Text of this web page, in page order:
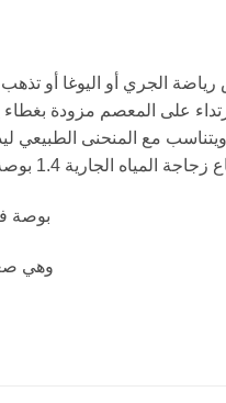
الجري أو اليوغا أو تذهب
على المعصم مزودة
الجارية 1.4 بوصة عندما تكون ممتلئة بالماء
0.4
وهي